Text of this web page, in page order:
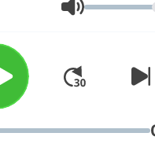
swoich
do żyjącego SS-
podziemia
Śląska? I co
wstrząsa ich
pracy? Tylko w
Głośność